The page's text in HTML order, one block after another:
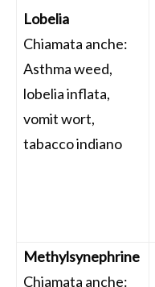
Lobelia
Chiamata anche:
Asthma weed,
lobelia inflata,
vomit wort,
tabacco indiano
Methylsynephrine
Chiamata anche: